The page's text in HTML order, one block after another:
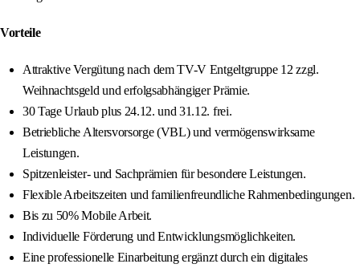
Vorteile
Attraktive Vergütung nach dem TV-V Entgeltgruppe 12 zzgl.
Weihnachtsgeld und erfolgsabhängiger Prämie.
30 Tage Urlaub plus 24.12. und 31.12. frei.
Betriebliche Altersvorsorge (VBL) und vermögenswirksame
Leistungen.
Spitzenleister- und Sachprämien für besondere Leistungen.
Flexible Arbeitszeiten und familienfreundliche Rahmenbedingungen.
Bis zu 50% Mobile Arbeit.
Individuelle Förderung und Entwicklungsmöglichkeiten.
Eine professionelle Einarbeitung ergänzt durch ein digitales